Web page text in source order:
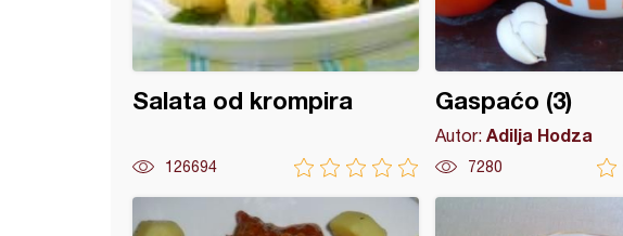
Salata od krompira
126694
Gaspaćo (3)
Autor: Adilja Hodza
7280